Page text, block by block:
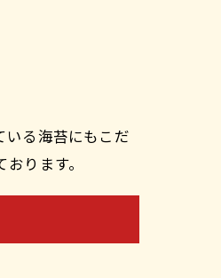
いる海苔にもこだ
ります。